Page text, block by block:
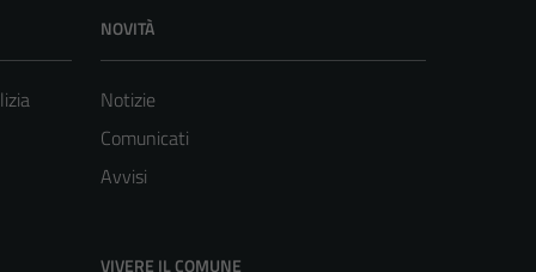
NOVITÀ
Notizie
Comunicati
Avvisi
VIVERE IL COMUNE